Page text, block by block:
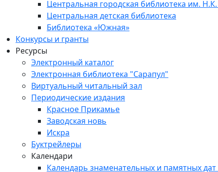
Центральная городская библиотека им.
Центральная детская библиотека
Библиотека «Южная»
Конкурсы и гранты
Ресурсы
Электронный каталог
Электронная библиотека "Сарапул"
Виртуальный читальный зал
Периодические издания
Красное Прикамье
Заводская новь
Искра
Буктрейлеры
Календари
Календарь знаменательных и памятных дат